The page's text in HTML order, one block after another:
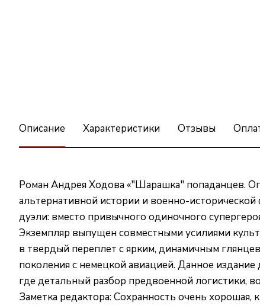
Описание Характеристики Отзывы
Роман Андрея Ходова «"Шарашка" попаданцев.
альтернативной истории и военно-
дуэли: вместо привычного одиночного
Экземпляр выпущен совместными усилиями
в твердый переплет с ярким, динамичным
поколения с немецкой авиацией. Данное
где детальный разбор предвоенной логистики,
Заметка редактора: Сохранность очень